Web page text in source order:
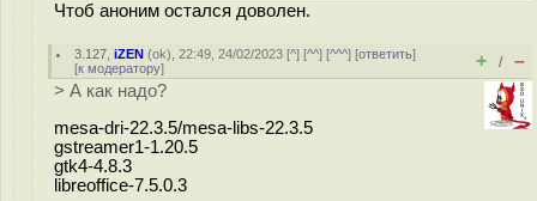
Чтоб аноним остался доволен.
3.127 ,iZEN (ok), 22:49, 24/02/2023 [^] [^^] [^^^] [ответить]
[к модератору] + / –
> А как надо?
mesa-dri-22.3.5/mesa-libs-22.3.5
gstreamer1-1.20.5
gtk4-4.8.3
libreoffice-7.5.0.3